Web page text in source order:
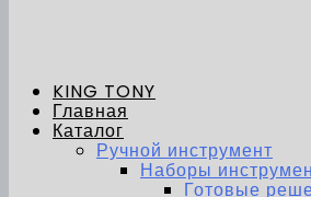
KING TONY
Главная
Каталог
Ручной инструмент
Наборы
Готовые